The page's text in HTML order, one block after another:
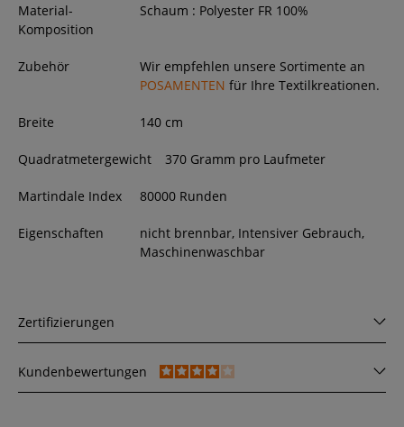
Material-
Komposition
Schaum : Polyester FR 100%
Zubehör
Wir empfehlen unsere Sortimente an
POSAMENTEN für Ihre Textilkreationen.
Breite 140 cm
Quadratmetergewicht 370 Gramm pro Laufmeter
Martindale Index 80000 Runden
Eigenschaften
nicht brennbar, Intensiver Gebrauch,
Maschinenwaschbar
Zertifizierungen
Kundenbewertungen